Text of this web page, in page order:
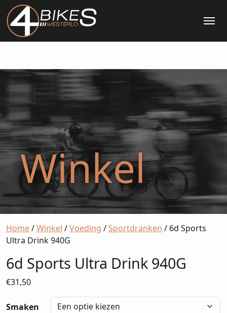
Winkel
Home/Winkel /Voeding /Sportdranken / 6d Sports
Ultra Drink 940G
6d Sports Ultra Drink 940G
€31,50
Smaken